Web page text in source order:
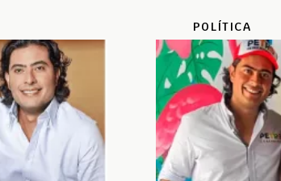
POLÍTICA